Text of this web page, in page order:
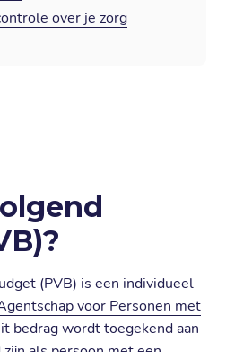
over je zorg
(PVB) is een individueel
voor Personen met
bedrag wordt toegekend aan